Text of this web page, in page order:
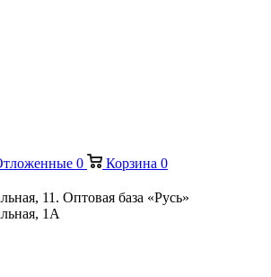
0 Корзина 0
11. Оптовая база «Русь»
1А